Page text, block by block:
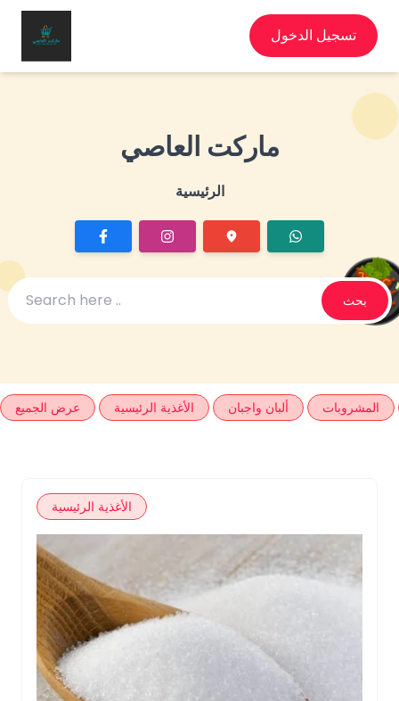
تسجيل الدخول
ماركت العاصي
الرئيسية
بحث
عرض الجميع الأغذية الرئيسية ألبان واجبان المشروبات
الأغذية الرئيسية